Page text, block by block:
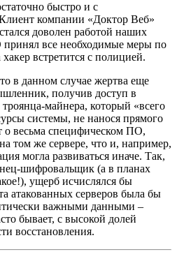
быстро и с
компании «Доктор Веб»
доволен работой наших
принял все необходимые меры по
встретится с полицией.
в данном случае жертва еще
получив доступ в
троянца-майнера, который «всего
системы, не нанося прямого
о весьма специфическом ПО,
том же сервере, что и, например,
могла развиваться иначе. Так,
шифровальщик (а в планах
ущерб исчислялся бы
атакованных серверов была бы
важными данными –
бывает, с высокой долей
восстановления.